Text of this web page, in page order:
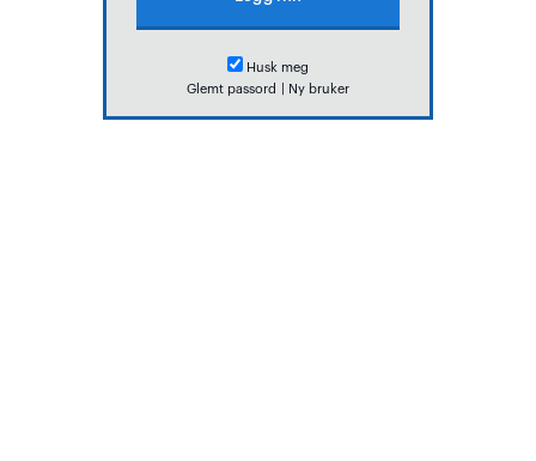
Husk meg
Glemt passord
Ny bruker